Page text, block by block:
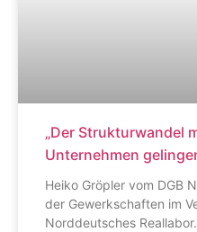
„Der Strukturwandel
Unternehmen
Heiko Gröpler vom DGB
der Gewerkschaften im
Norddeutsches